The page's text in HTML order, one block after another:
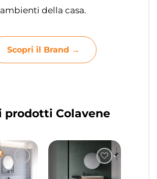
ambienti della casa.
Scopri il Brand →
prodotti Colavene